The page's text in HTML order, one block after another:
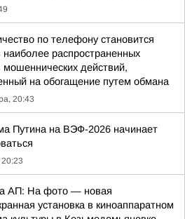
по телефону становится
распространенных
мошеннических действий,
на обогащение путем обмана
20:43
Путина на ВЭФ-2026 начинает
АП: На фото — новая
установка в киноаппаратном